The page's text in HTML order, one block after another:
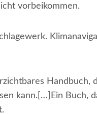
vorbeikommen.
Handbuch,
kann.[…]Ein Buch,